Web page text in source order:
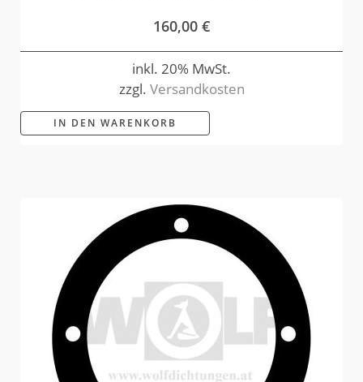
160,00 €
inkl. 20% MwSt.
zzgl. Versandkosten
IN DEN WARENKORB